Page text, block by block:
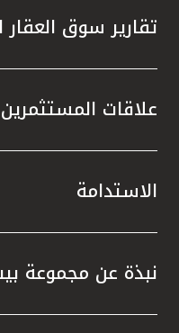
تقارير سوق العقار
علاقات المستثمرين
الاستدامة
نبذة عن مجموعة